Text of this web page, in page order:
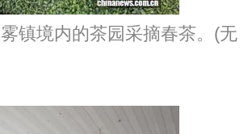
镇境内的茶园采摘春茶。(无